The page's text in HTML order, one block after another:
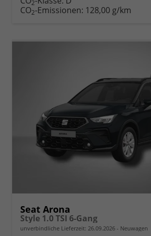
2
CO2-Emissionen: 128,00 g/km
Seat Arona
Style 1.0 TSI 6-Gang
unverbindliche Lieferzeit: 26.09.2026 Neuwagen